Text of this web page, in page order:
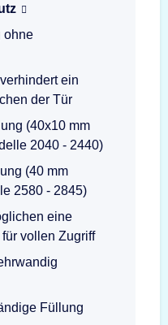
ohne
ein
der Tür
(40x10 mm
2040 - 2440)
(40 mm
2580 - 2845)
eine
vollen Zugriff
Füllung